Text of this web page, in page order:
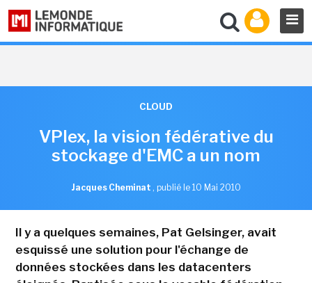
CLOUD
VPlex, la vision fédérative du
stockage d'EMC a un nom
Jacques Cheminat , publié le 10 Mai 2010
Il y a quelques semaines, Pat Gelsinger, avait
esquissé une solution pour l'échange de
données stockées dans les datacenters